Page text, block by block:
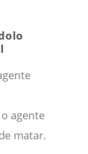
o agente
matar.